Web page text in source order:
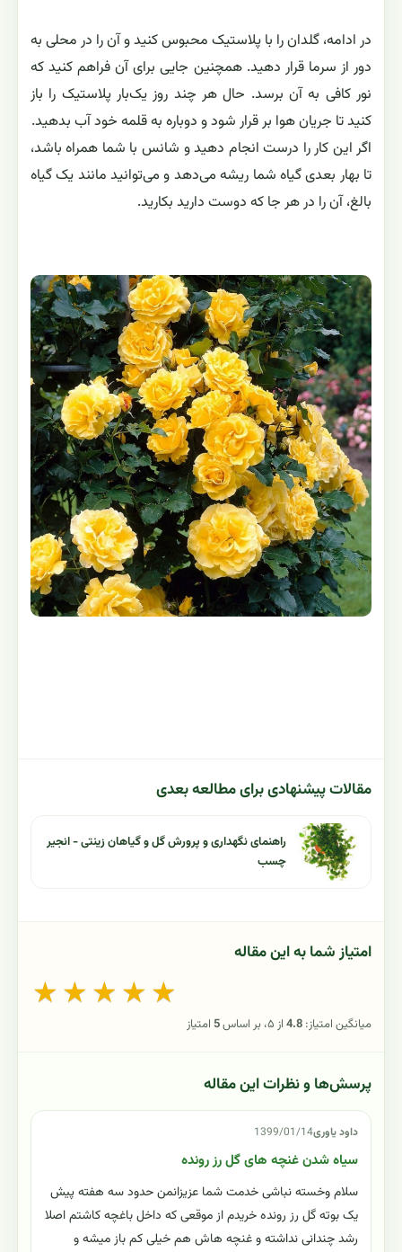
در ادامه، گلدان را با پلاستیک محبوس کنید و آن را در محلی به
دور از سرما قرار دهید. همچنین جایی برای آن فراهم کنید که
نور کافی به آن برسد. حال هر چند روز یک‌بار پلاستیک را باز
کنید تا جریان هوا بر قرار شود و دوباره به قلمه خود آب بدهید.
اگر این کار را درست انجام دهید و شانس با شما همراه باشد،
تا بهار بعدی گیاه شما ریشه می‌دهد و می‌توانید مانند یک گیاه
بالغ، آن را در هر جا که دوست دارید بکارید.
مقالات پیشنهادی برای مطالعه بعدی
راهنمای نگهداری و پرورش گل و گیاهان زینتی - انجیر
چسب
امتیاز شما به این مقاله
★ ★ ★ ★ ★
میانگین امتیاز: 4.8از ۵، بر اساس 5امتیاز
پرسش‌ها و نظرات این مقاله
داود یاوری1399/01/14
سیاه شدن غنچه های گل رز رونده
سلام وخسته نباشی خدمت شما عزیزانمن حدود سه هفته پیش
یک بوته گل رز رونده خریدم از موقعی که داخل باغچه کاشتم اصلا
رشد چندانی نداشته و غنچه هاش هم خیلی کم باز میشه و